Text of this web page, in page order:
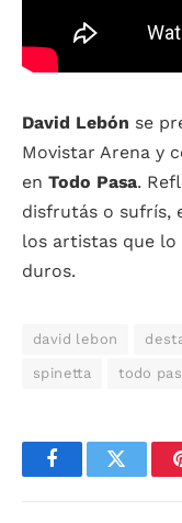
David Lebón se
Movistar Arena y
en Todo Pasa.
disfrutás o sufrís,
los artistas que
duros.
david lebon
spinetta todo
FacebookTwitter